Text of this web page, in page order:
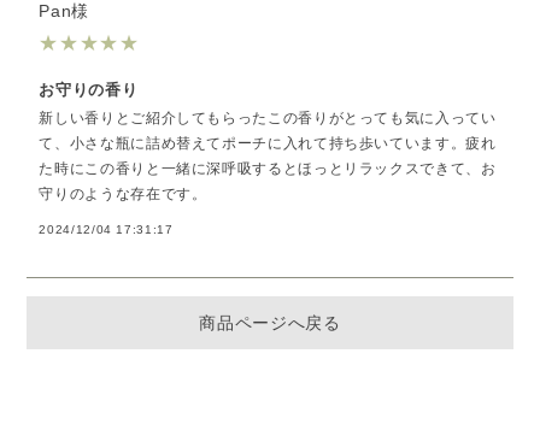
Pan様
★★★★★
お守りの香り
新しい香りとご紹介してもらったこの香りがとっても気に入ってい
て、小さな瓶に詰め替えてポーチに入れて持ち歩いています。疲れ
た時にこの香りと一緒に深呼吸するとほっとリラックスできて、お
守りのような存在です。
2024/12/04 17:31:17
商品ページへ戻る